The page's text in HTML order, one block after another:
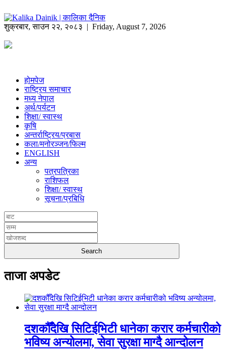
शुक्रबार,साउन २२, २०८३ | Friday, August 7, 2026
होमपेज
राष्ट्रिय समाचार
मध्य नेपाल
अर्थ/पर्यटन
शिक्षा/ स्वास्थ
कृषि
अन्तर्राष्ट्रिय/प्रबास
कला/मनोरञ्जन/फिल्म
ENGLISH
अन्य
पत्रपत्रिका
राशिफल
शिक्षा/ स्वास्थ
सूचना/प्रबिधि
ताजा अपडेट
दशकौँदेखि सिटिईभिटी धानेका करार कर्मचारीको
भविष्य अन्योलमा, सेवा सुरक्षा माग्दै आन्दोलन